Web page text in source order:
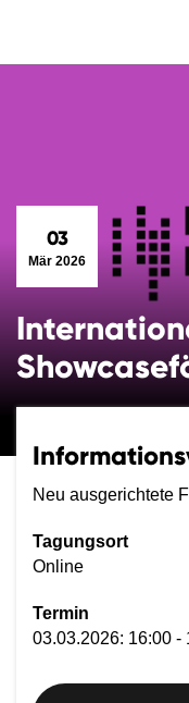
03
Mär 2026
Neu ausgerichtete
Tagungsort
Online
Termin
03.03.2026: 16:00 -